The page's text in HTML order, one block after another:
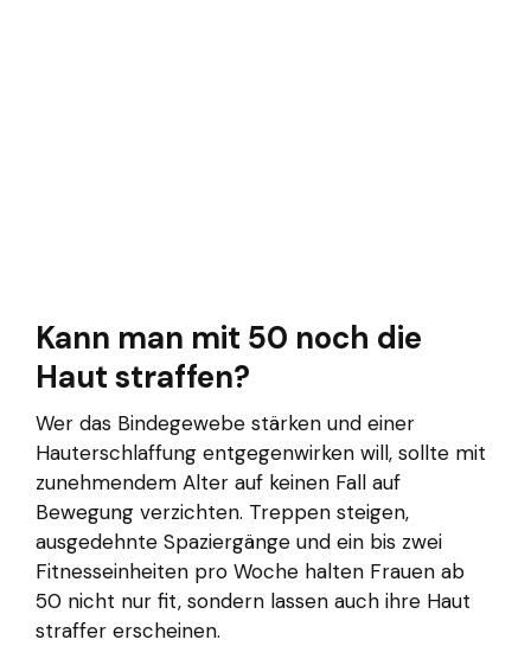
Kann man mit 50 noch die
Haut straffen?
Wer das Bindegewebe stärken und einer
Hauterschlaffung entgegenwirken will, sollte mit
zunehmendem Alter auf keinen Fall auf
Bewegung verzichten. Treppen steigen,
ausgedehnte Spaziergänge und ein bis zwei
Fitnesseinheiten pro Woche halten Frauen ab
50 nicht nur fit, sondern lassen auch ihre Haut
straffer erscheinen.